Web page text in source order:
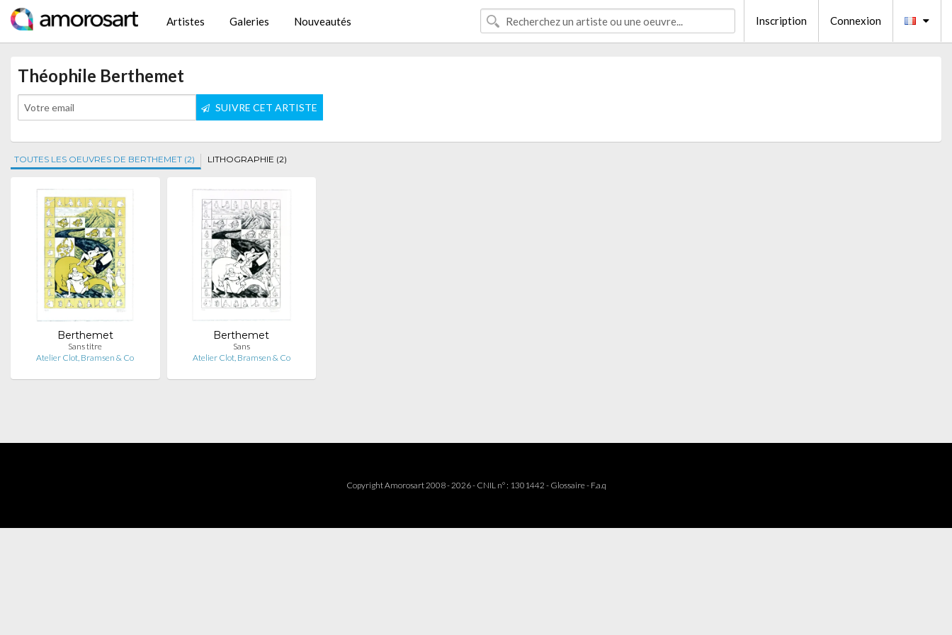
Artistes Galeries Nouveautés Inscription Connexion
Théophile Berthemet
SUIVRE CET ARTISTE
TOUTES LES OEUVRES DE BERTHEMET (2) LITHOGRAPHIE (2)
Berthemet
Sans titre
Atelier Clot, Bramsen & Co
Berthemet
Sans
Atelier Clot, Bramsen & Co
Copyright Amorosart 2008 - 2026 - CNIL n° : 1301442 - Glossaire- F.a.q